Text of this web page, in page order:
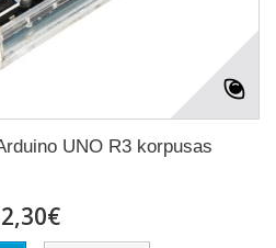
UNO R3 korpusas
2,30€